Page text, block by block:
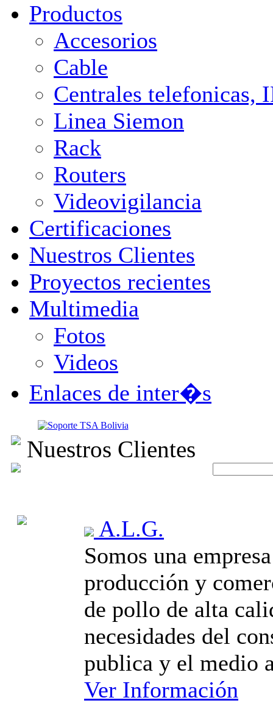
Productos
Accesorios
Cable
Centrales telefonicas,
Linea Siemon
Rack
Routers
Videovigilancia
Certificaciones
Nuestros Clientes
Proyectos recientes
Multimedia
Fotos
Videos
Enlaces de inter�s
Nuestros Clientes
A.L.G.
Somos una
producción y
de pollo de alta
necesidades del
publica y el medio
Ver Información